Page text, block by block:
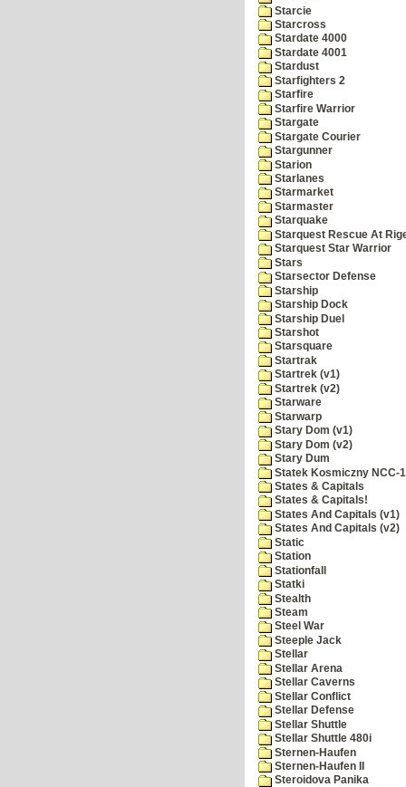
Starcie
Starcross
Stardate 4000
Stardate 4001
Stardust
Starfighters 2
Starfire
Starfire Warrior
Stargate
Stargate Courier
Stargunner
Starion
Starlanes
Starmarket
Starmaster
Starquake
Starquest Rescue At
Starquest Star Warrior
Stars
Starsector Defense
Starship
Starship Dock
Starship Duel
Starshot
Starsquare
Startrak
Startrek (v1)
Startrek (v2)
Starware
Starwarp
Stary Dom (v1)
Stary Dom (v2)
Stary Dum
Statek Kosmiczny NCC-
States & Capitals
States & Capitals!
States And Capitals (v1)
States And Capitals (v2)
Static
Station
Stationfall
Statki
Stealth
Steam
Steel War
Steeple Jack
Stellar
Stellar Arena
Stellar Caverns
Stellar Conflict
Stellar Defense
Stellar Shuttle
Stellar Shuttle 480i
Sternen-Haufen
Sternen-Haufen II
Steroidova Panika